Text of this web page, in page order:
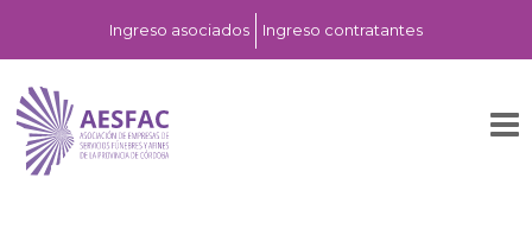
Ingreso asociados Ingreso contratantes